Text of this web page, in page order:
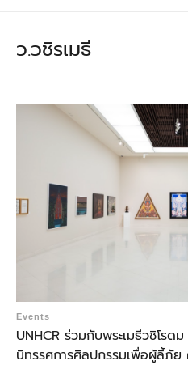
ว.วชิรเมธี
Events
UNHCR ร่วมกับพระเมธีวชิโรด
นิทรรศการศิลปกรรมเพื่อผู้ลี้ภัย